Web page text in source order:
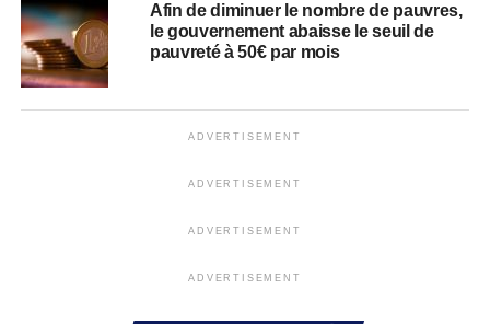
Afin de diminuer le nombre de pauvres,
le gouvernement abaisse le seuil de
pauvreté à 50€ par mois
ADVERTISEMENT
ADVERTISEMENT
ADVERTISEMENT
ADVERTISEMENT